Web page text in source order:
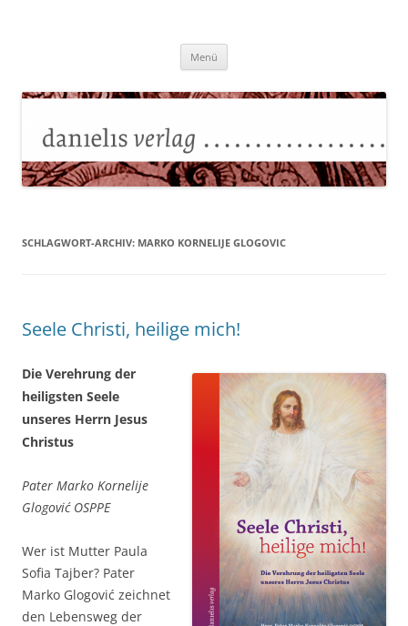
Menü
SCHLAGWORT-ARCHIV: MARKO KORNELIJE GLOGOVIC
Seele Christi, heilige mich!
Die Verehrung der
heiligsten Seele
unseres Herrn Jesus
Christus
Pater Marko Kornelije
Glogović OSPPE
Wer ist Mutter Paula
Sofia Tajber? Pater
Marko Glogović zeichnet
den Lebensweg der